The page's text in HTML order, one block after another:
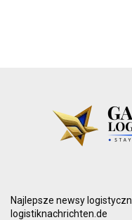
Najlepsze newsy
logistiknachrichten.de